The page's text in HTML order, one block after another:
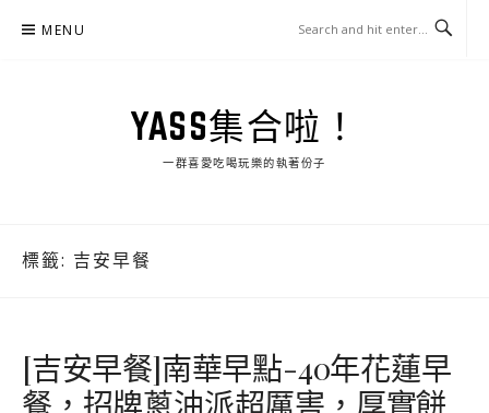
MENU
YASS集合啦！
一群喜愛吃喝玩樂的執著份子
標籤: 吉安早餐
[吉安早餐]南華早點-40年花蓮早
餐，招牌蔥油派超厲害，厚實餅